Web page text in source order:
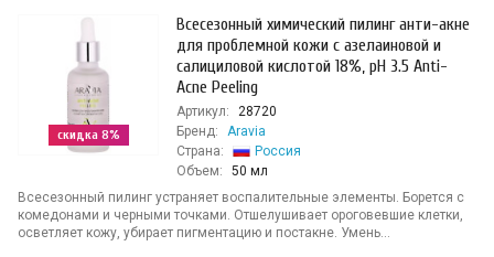
скидка 8%
Всесезонный химический пилинг анти-акне
для проблемной кожи с азелаиновой и
салициловой кислотой 18%, pH 3.5 Anti-
Acne Peeling
Артикул:
28720
Бренд:
Aravia
Страна:
Россия
Объем:
50 мл
Всесезонный пилинг устраняет воспалительные элементы. Борется с
комедонами и черными точками. Отшелушивает ороговевшие клетки,
осветляет кожу, убирает пигментацию и постакне. Умень...